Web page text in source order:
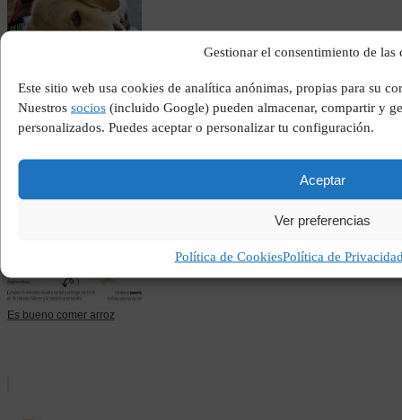
Gestionar el consentimiento de las
Este sitio web usa cookies de analítica anónimas, propias para su
Nuestros socios (incluido Google) pueden almacenar, compartir y
personalizados. Puedes aceptar o personalizar tu configuración.
Aceptar
Ver preferencias
Política de CookiesPolítica de
Mi perro ha comido nueces
Es bueno comer arroz